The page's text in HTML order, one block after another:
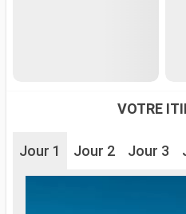
VOTRE
Jour 1 Jour 2 Jour 3